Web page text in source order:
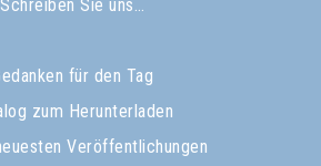
Schreiben Sie uns…
für den Tag
zum Herunterladen
Veröffentlichungen